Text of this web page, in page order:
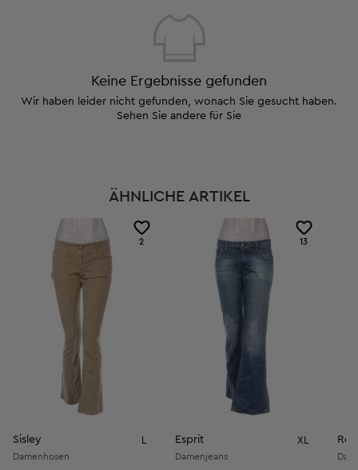
Keine Ergebnisse gefunden
Wir haben leider nicht gefunden, wonach Sie gesucht haben.
Sehen Sie andere für Sie
ÄHNLICHE ARTIKEL
2
Sisley L
Damenhosen
13
Esprit XL
Damenjeans